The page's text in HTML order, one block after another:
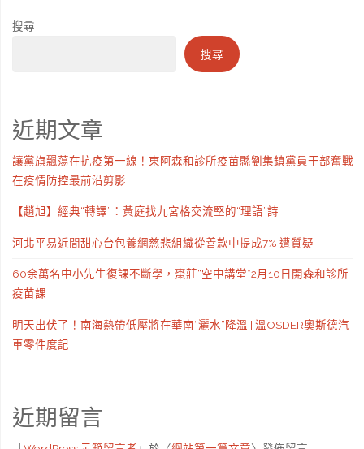
搜尋
搜尋
近期文章
讓黨旗飄蕩在抗疫第一線！東阿森和診所疫苗縣劉集鎮黨員干部奮戰
在疫情防控最前沿剪影
【趙旭】經典“轉譯”：黃庭找九宮格交流堅的“理語”詩
河北平易近間甜心台包養網慈悲組織從善款中提成7% 遭質疑
60余萬名中小先生復課不斷學，棗莊“空中講堂”2月10日開森和診所
疫苗課
明天出伏了！南海熱帶低壓將在華南“灑水”降溫 | 溫OSDER奧斯德汽
車零件度記
近期留言